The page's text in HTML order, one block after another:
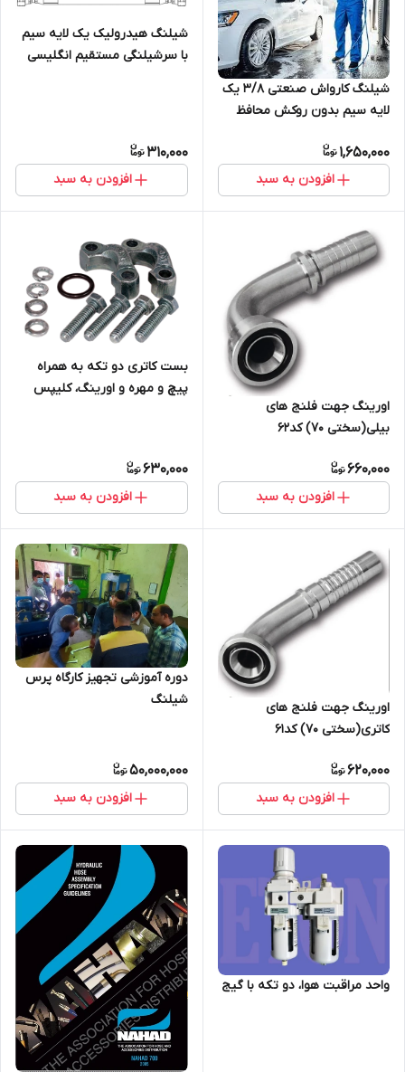
شیلنگ کارواش صنعتی 3/8 یک
لایه سیم بدون روکش محافظ
هیدرواستاتیک
1,650,000
افزودن به سبد
شیلنگ هیدرولیک یک لایه سیم
با سرشیلنگی مستقیم انگلیسی
310,000
افزودن به سبد
اورینگ جهت فلنج های
بیلی(سختی 70) کد62
660,000
افزودن به سبد
بست کاتری دو تکه به همراه
پیچ و مهره و اورینگ، کلیپس
630,000
افزودن به سبد
اورینگ جهت فلنج های
کاتری(سختی 70) کد61
620,000
افزودن به سبد
دوره آموزشی تجهیز کارگاه پرس
شیلنگ
50,000,000
افزودن به سبد
واحد مراقبت هوا، دو تکه با گیج